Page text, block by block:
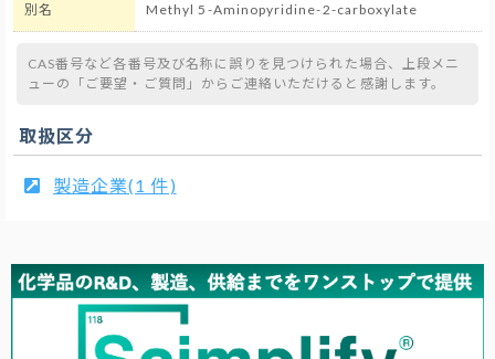
別名 Methyl 5-Aminopyridine-2-carboxylate
CAS番号など各番号及び名称に誤りを見つけられた場合、上段メニ
ューの「ご要望・ご質問」からご連絡いただけると感謝します。
取扱区分
製造企業(1 件)